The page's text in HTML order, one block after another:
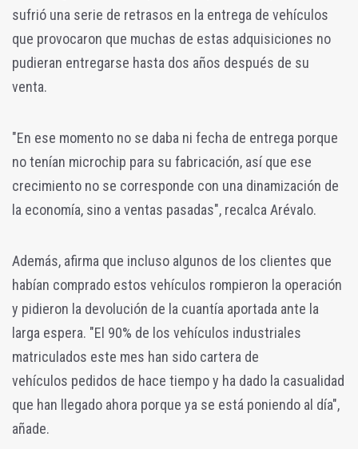
sufrió una serie de retrasos en la entrega de vehículos
que provocaron que muchas de estas adquisiciones no
pudieran entregarse hasta dos años después de su
venta.
"En ese momento no se daba ni fecha de entrega porque
no tenían microchip para su fabricación, así que ese
crecimiento no se corresponde con una dinamización de
la economía, sino a ventas pasadas", recalca Arévalo.
Además, afirma que incluso algunos de los clientes que
habían comprado estos vehículos rompieron la operación
y pidieron la devolución de la cuantía aportada ante la
larga espera. "El 90% de los vehículos industriales
matriculados este mes han sido cartera de
vehículos pedidos de hace tiempo y ha dado la casualidad
que han llegado ahora porque ya se está poniendo al día",
añade.